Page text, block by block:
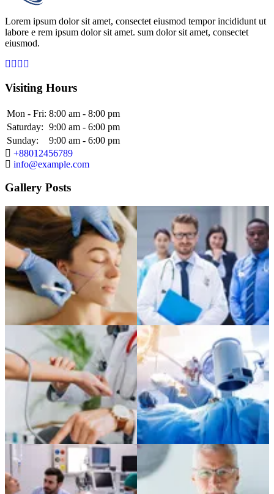
Lorem ipsum dolor sit amet, consectet eiusmod tempor incididunt ut
labore e rem ipsum dolor sit amet. sum dolor sit amet, consectet
eiusmod.
Visiting Hours
Mon - Fri: 8:00 am - 8:00 pm
Saturday: 9:00 am - 6:00 pm
Sunday:
9:00 am - 6:00 pm
+88012456789
info@example.com
Gallery Posts